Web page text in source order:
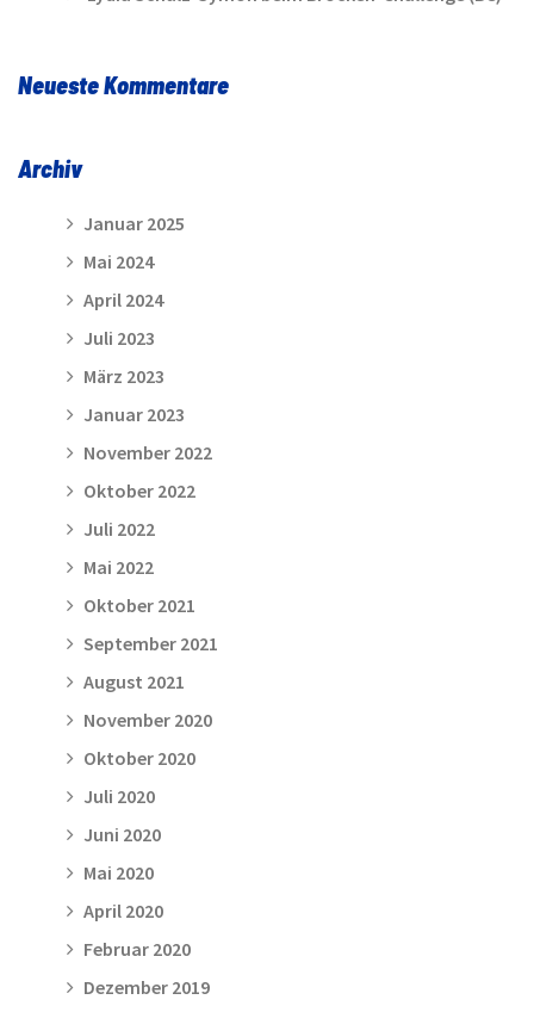
Neueste Kommentare
Archiv
Januar 2025
Mai 2024
April 2024
Juli 2023
März 2023
Januar 2023
November 2022
Oktober 2022
Juli 2022
Mai 2022
Oktober 2021
September 2021
August 2021
November 2020
Oktober 2020
Juli 2020
Juni 2020
Mai 2020
April 2020
Februar 2020
Dezember 2019